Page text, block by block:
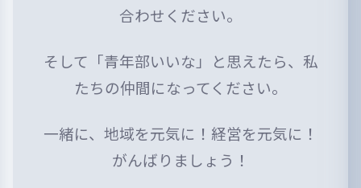
合わせください。
そして「青年部いいな」と思えたら、私
たちの仲間になってください。
一緒に、地域を元気に！経営を元気に！
がんばりましょう！